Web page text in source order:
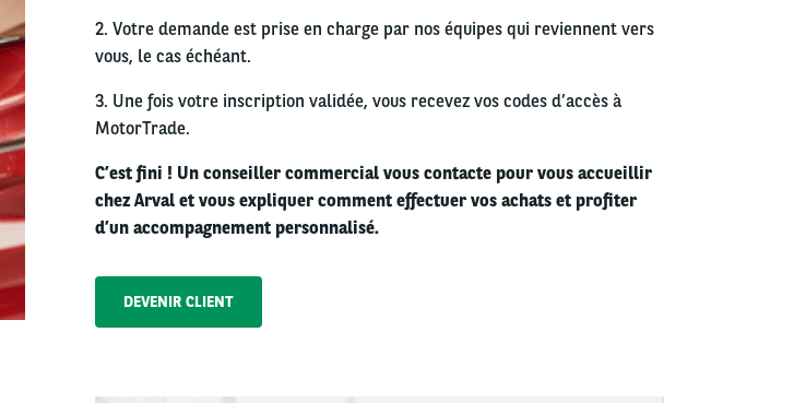
2. Votre demande est prise en charge par nos équipes qui reviennent vers
vous, le cas échéant.
3. Une fois votre inscription validée, vous recevez vos codes d’accès à
MotorTrade.
C’est fini ! Un conseiller commercial vous contacte pour vous accueillir
chez Arval et vous expliquer comment effectuer vos achats et profiter
d’un accompagnement personnalisé.
DEVENIR CLIENT